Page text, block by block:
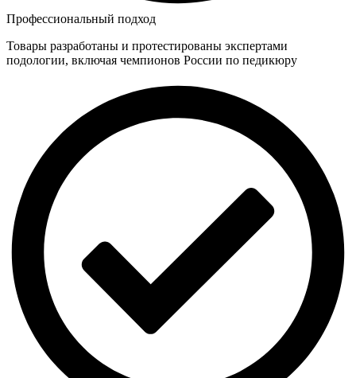
Профессиональный подход
Товары разработаны и протестированы экспертами
подологии, включая чемпионов России по педикюру